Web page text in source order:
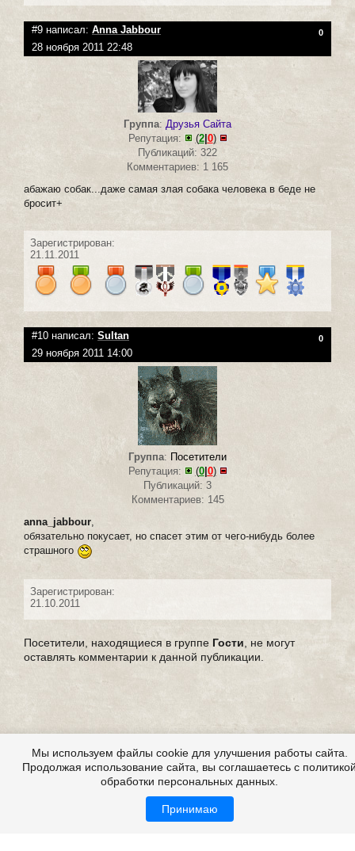
#9 написал: Anna Jabbour 0
28 ноября 2011 22:48
Группа: Друзья Сайта
Репутация:
(2| 0)
Публикаций: 322
Комментариев: 1 165
абажаю собак...даже самая злая собака человека в беде не
бросит+
Зарегистрирован:
21.11.2011
#10 написал: Sultan 0
29 ноября 2011 14:00
Группа: Посетители
Репутация:
(0| 0)
Публикаций: 3
Комментариев: 145
anna_jabbour,
обязательно покусает, но спасет этим от чего-нибудь более
страшного
Зарегистрирован:
21.10.2011
Посетители, находящиеся в группе Гости , не могут
оставлять комментарии к данной публикации.
Мы используем файлы cookie для улучшения работы сайта.
Продолжая использование сайта, вы соглашаетесь с
обработки персональных данных.
Принимаю